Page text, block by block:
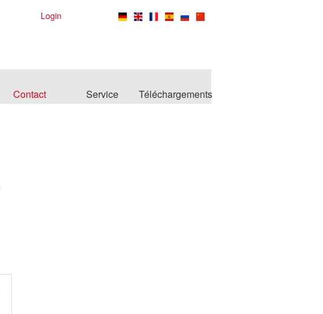
Login
Contact Service Téléchargements